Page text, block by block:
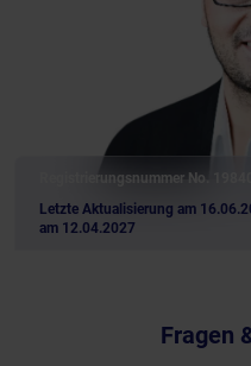
Letzte Aktualisierung am
am 12.04.2027
Registrierungsnummer No.
Fragen